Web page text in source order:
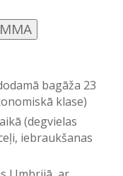
bagāža 23
klase)
(degvielas
iebraukšanas